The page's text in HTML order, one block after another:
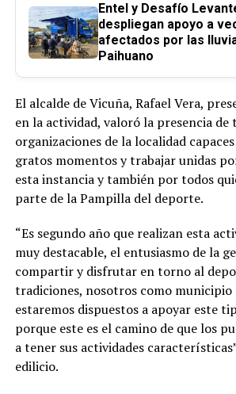
Entel y Desafío
despliegan apoyo a
afectados por las
Paihuano
El alcalde de Vicuña, Rafael Vera,
en la actividad, valoró la presencia de
organizaciones de la localidad
gratos momentos y trabajar unidas
esta instancia y también por todos
parte de la Pampilla del deporte.
“Es segundo año que realizan esta
muy destacable, el entusiasmo de la
compartir y disfrutar en torno al
tradiciones, nosotros como municipio
estaremos dispuestos a apoyar este
porque este es el camino de que los
a tener sus actividades
edilicio.